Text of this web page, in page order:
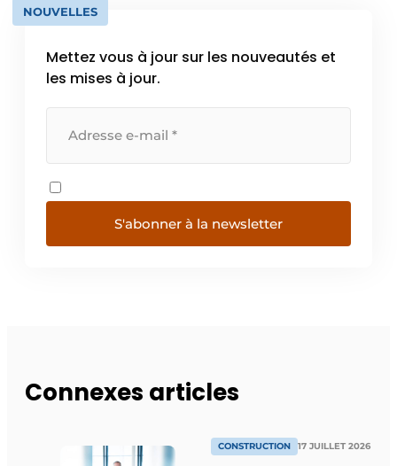
NOUVELLES
Mettez vous à jour sur les nouveautés et
les mises à jour.
S'abonner à la newsletter
Connexes articles
CONSTRUCTION 17 JUILLET 2026